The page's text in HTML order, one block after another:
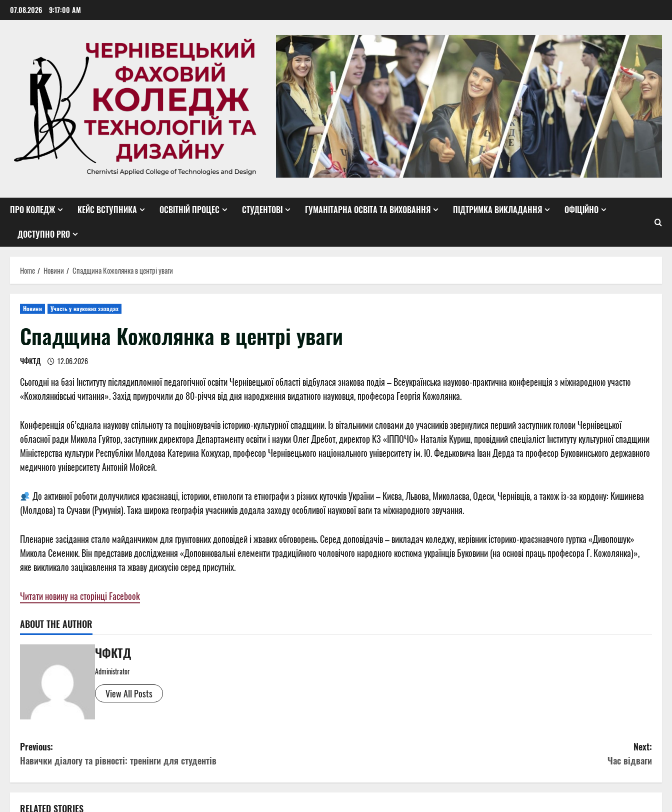
Skip
to
07.08.2026 9:17:01 AM
ПРО КОЛЕДЖ КЕЙС ВСТУПНИКА ОСВІТНІЙ ПРОЦЕС СТУДЕНТОВІ ГУМАНІТАРНА ОСВІТА ТА ВИХОВАННЯ ПІДТРИМКА ВИКЛАДАННЯ ОФІЦІЙНО
ДОСТУПНО PRO
Home Новини Спадщина Кожолянка в центрі уваги
Новини Участь у наукових заходах
Спадщина Кожолянка в центрі уваги
ЧФКТД 12.06.2026
Сьогодні на базі Інституту післядипломної педагогічної освіти Чернівецької області відбулася знакова подія – Всеукраїнська науково-практична конференція з міжнародною участю
«Кожолянківські читання». Захід приурочили до 80-річчя від дня народження видатного науковця, професора Георгія Кожолянка.
Конференція об’єднала наукову спільноту та поціновувачів історико-культурної спадщини. Із вітальними словами до учасників звернулися перший заступник голови Чернівецької
обласної ради Микола Гуйтор, заступник директора Департаменту освіти і науки Олег Дребот, директор КЗ «ІППОЧО» Наталія Куриш, провідний спеціаліст Інституту культурної спадщини
Міністерства культури Республіки Молдова Катерина Кожухар, професор Чернівецького національного університету ім. Ю. Федьковича Іван Дерда та професор Буковинського державного
медичного університету Антоній Мойсей.
До активної роботи долучилися краєзнавці, історики, етнологи та етнографи з різних куточків України – Києва, Львова, Миколаєва, Одеси, Чернівців, а також із-за кордону: Кишинева
(Молдова) та Сучави (Румунія). Така широка географія учасників додала заходу особливої наукової ваги та міжнародного звучання.
Пленарне засідання стало майданчиком для ґрунтовних доповідей і жвавих обговорень. Серед доповідачів – викладач коледжу, керівник історико-краєзнавчого гуртка «Дивопошук»
Микола Семенюк. Він представив дослідження «Доповнювальні елементи традиційного чоловічого народного костюма українців Буковини (на основі праць професора Г. Кожолянка)»,
яке викликало зацікавлення та жваву дискусію серед присутніх.
Читати новину на сторінці Facebook
ABOUT THE AUTHOR
ЧФКТД
Administrator
View All Posts
P
o
Previous:
Навички діалогу та рівності: тренінги для студентів
Next:
Час відваги
RELATED STORIES